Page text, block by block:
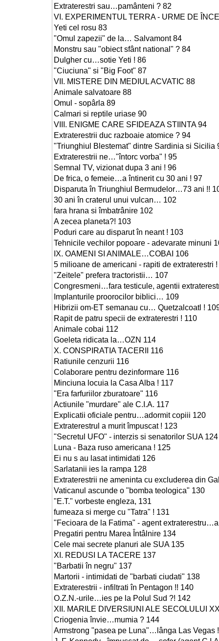
Extraterestri sau…pamânteni ? 82
VI. EXPERIMENTUL TERRA - URME DE
Yeti cel rosu 83
"Omul zapezii" de la… Salvamont 84
Monstru sau "obiect sfânt national" ? 84
Dulgher cu…sotie Yeti ! 86
"Ciuciuna" si "Big Foot" 87
VII. MISTERE DIN MEDIUL ACVATIC 88
Animale salvatoare 88
Omul - sopârla 89
Calmari si reptile uriase 90
VIII. ENIGME CARE SFIDEAZA STIINTA 94
Extraterestrii duc razboaie atomice ? 94
"Triunghiul Blestemat" dintre Sardinia si Sicilia
Extraterestrii ne…"întorc vorba" ! 95
Semnal TV, vizionat dupa 3 ani ! 96
De frica, o femeie…a întinerit cu 30 ani ! 97
Disparuta în Triunghiul Bermudelor…73 ani !!
30 ani în craterul unui vulcan… 102
fara hrana si îmbatrânire 102
A zecea planeta?! 103
Poduri care au disparut în neant ! 103
Tehnicile vechilor popoare - adevarate minuni
IX. OAMENI SI ANIMALE…COBAI 106
5 milioane de americani - rapiti de extraterestri
"Zeitele" prefera tractoristii… 107
Congresmeni…fara testicule, agentii
Implanturile proorocilor biblici… 109
Hibrizii om-ET semanau cu… Quetzalcoatl !
Rapit de patru specii de extraterestri ! 110
Animale cobai 112
Goeleta ridicata la…OZN 114
X. CONSPIRATIA TACERII 116
Ratiunile cenzurii 116
Colaborare pentru dezinformare 116
Minciuna locuia la Casa Alba ! 117
"Era farfuriilor zburatoare" 116
Actiunile "murdare" ale C.I.A. 117
Explicatii oficiale pentru…adormit copiii 120
Extraterestrul a murit împuscat ! 123
"Secretul UFO" - interzis si senatorilor SUA 124
Luna - Baza ruso americana ! 125
Ei nu s au lasat intimidati 126
Sarlatanii ies la rampa 128
Extraterestrii ne ameninta cu excluderea din
Vaticanul ascunde o "bomba teologica" 130
"E.T." vorbeste engleza, 131
fumeaza si merge cu "Tatra" ! 131
"Fecioara de la Fatima" - agent
Pregatiri pentru Marea Întâlnire 134
Cele mai secrete planuri ale SUA 135
XI. REDUSI LA TACERE 137
"Barbatii în negru" 137
Martorii - intimidati de "barbati ciudati" 138
Extraterestrii - infiltrati în Pentagon !! 140
O.Z.N.-urile…ies pe la Polul Sud ?! 142
XII. MARILE DIVERSIUNI ALE SECOLULUI
Criogenia învie…mumia ? 144
Armstrong "pasea pe Luna"…lânga Las Vegas